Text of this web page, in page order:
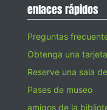
enlaces rápidos
Preguntas
Obtenga una
Reserve una sala
Pases de museo
amigos de la